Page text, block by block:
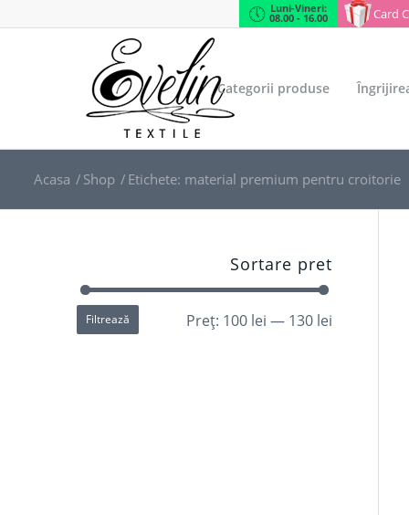
Card
Luni-Vineri:
08.00 - 16.00
Categorii produse
Acasa / Shop / Etichete: material premium pentru croitorie
Sortare pret
Filtrează Preț: 100 lei — 130 lei